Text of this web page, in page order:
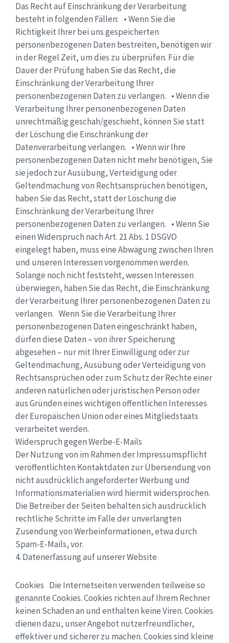
Das Recht auf Einschränkung der Verarbeitung
besteht in folgenden Fällen: • Wenn Sie die
Richtigkeit Ihrer bei uns gespeicherten
personenbezogenen Daten bestreiten, benötigen wir
in der Regel Zeit, um dies zu überprüfen. Für die
Dauer der Prüfung haben Sie das Recht, die
Einschränkung der Verarbeitung Ihrer
personenbezogenen Daten zu verlangen. • Wenn die
Verarbeitung Ihrer personenbezogenen Daten
unrechtmäßig geschah/geschieht, können Sie statt
der Löschung die Einschränkung der
Datenverarbeitung verlangen. • Wenn wir Ihre
personenbezogenen Daten nicht mehr benötigen, Sie
sie jedoch zur Ausübung, Verteidigung oder
Geltendmachung von Rechtsansprüchen benötigen,
haben Sie das Recht, statt der Löschung die
Einschränkung der Verarbeitung Ihrer
personenbezogenen Daten zu verlangen. • Wenn Sie
einen Widerspruch nach Art. 21 Abs. 1 DSGVO
eingelegt haben, muss eine Abwägung zwischen Ihren
und unseren Interessen vorgenommen werden.
Solange noch nicht feststeht, wessen Interessen
überwiegen, haben Sie das Recht, die Einschränkung
der Verarbeitung Ihrer personenbezogenen Daten zu
verlangen. Wenn Sie die Verarbeitung Ihrer
personenbezogenen Daten eingeschränkt haben,
dürfen diese Daten – von ihrer Speicherung
abgesehen – nur mit Ihrer Einwilligung oder zur
Geltendmachung, Ausübung oder Verteidigung von
Rechtsansprüchen oder zum Schutz der Rechte einer
anderen natürlichen oder juristischen Person oder
aus Gründen eines wichtigen öffentlichen Interesses
der Europäischen Union oder eines Mitgliedstaats
verarbeitet werden.
Widerspruch gegen Werbe-E-Mails
Der Nutzung von im Rahmen der Impressumspflicht
veröffentlichten Kontaktdaten zur Übersendung von
nicht ausdrücklich angeforderter Werbung und
Informationsmaterialien wird hiermit widersprochen.
Die Betreiber der Seiten behalten sich ausdrücklich
rechtliche Schritte im Falle der unverlangten
Zusendung von Werbeinformationen, etwa durch
Spam-E-Mails, vor.
4. Datenerfassung auf unserer Website
Cookies Die Internetseiten verwenden teilweise so
genannte Cookies. Cookies richten auf Ihrem Rechner
keinen Schaden an und enthalten keine Viren. Cookies
dienen dazu, unser Angebot nutzerfreundlicher,
effektiver und sicherer zu machen. Cookies sind kleine